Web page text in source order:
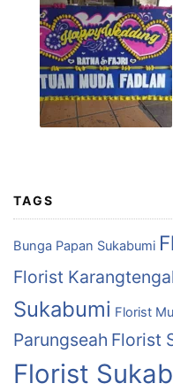
TAGS
Bunga Papan Sukabumi
Florist
Sukabumi Florist
Parungseah Florist
Florist